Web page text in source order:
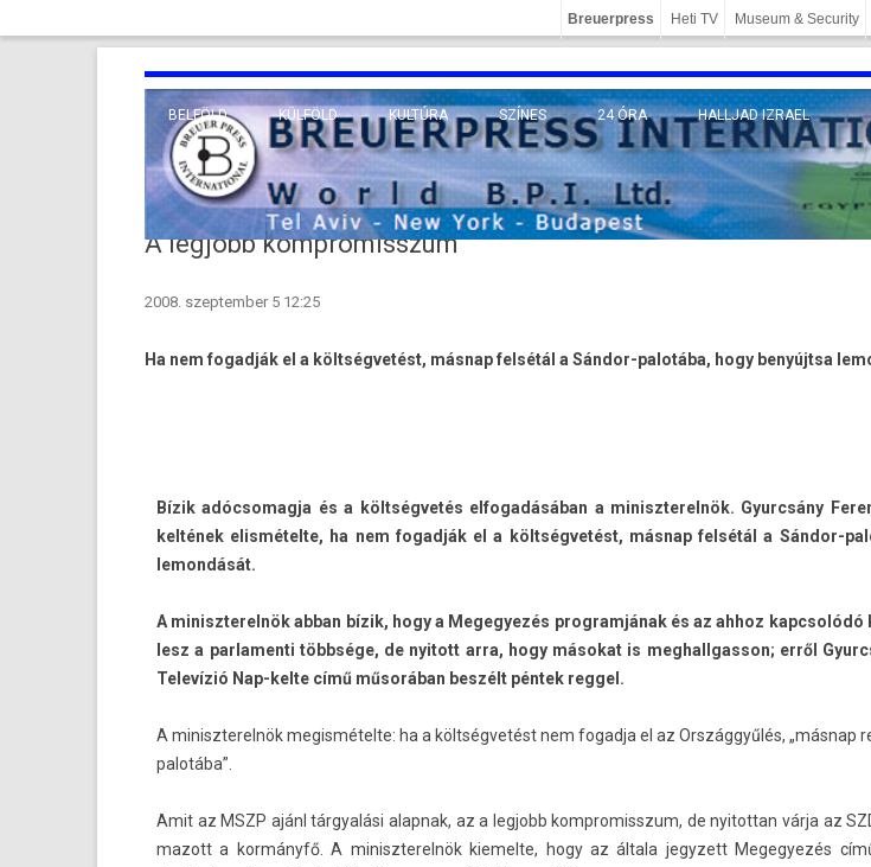
Breuerpress Heti TV Museum & Security
BELFÖLD KÜLFÖLD
EURÓPA
KÖZEL-KELET
TENGERENTÚL
KULTÚRA
TUDOMÁNY
VALLÁS
SZÍNES 24 ÓRA HALLJAD IZRAEL
A legjobb kompromisszum
2008. szeptember 5 12:25
Ha nem fogad­ják el a költségvetést, másnap felsétál a Sándor-palotába, hogy benyújtsa
Bízik adóc­somag­ja és a költségvetés el­fogadásában a miniszterel­nök. Gyurcsány
keltének elismételte, ha nem fogad­ják el a költségvetést, másnap felsétál a Sándor-
lemon­dását.
A miniszterel­nök abban bízik, hogy a Megegyezés pro­gram­jának és az ahhoz
lesz a par­lamen­ti többsége, de nyitott arra, hogy másokat is meg­hallgas­son; erről
Televízió Nap-kelte című műsorában beszélt péntek re­ggel.
A miniszterel­nök megis­métel­te: ha a költségvetést nem fogad­ja el az Országgyűlés, „másnap
palotába”.
Amit az MSZP ajánl tárgyalási al­ap­nak, az a leg­jobb kompromisszum, de nyitot­tan várja az
mazott a kormányfő. A miniszterel­nök kiemel­te, hogy az általa jegyzett Megegyezés